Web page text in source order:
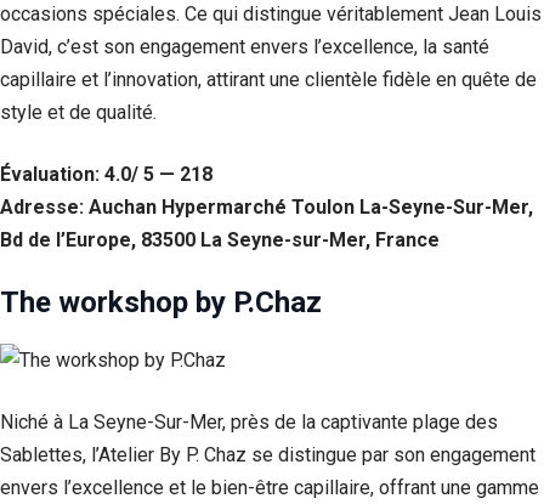
occasions spéciales. Ce qui distingue véritablement Jean Louis
David, c’est son engagement envers l’excellence, la santé
capillaire et l’innovation, attirant une clientèle fidèle en quête de
style et de qualité.
Évaluation: 4.0/ 5 — 218
Adresse: Auchan Hypermarché Toulon La-Seyne-Sur-Mer,
Bd de l’Europe, 83500 La Seyne-sur-Mer, France
The workshop by P.Chaz
Niché à La Seyne-Sur-Mer, près de la captivante plage des
Sablettes, l’Atelier By P. Chaz se distingue par son engagement
envers l’excellence et le bien-être capillaire, offrant une gamme
Statistiques
nous
puissions
et la structure
du site Web,
de la façon
Web est
utilisé.
Afin que notre
site Web
fonctionne
aussi bien que